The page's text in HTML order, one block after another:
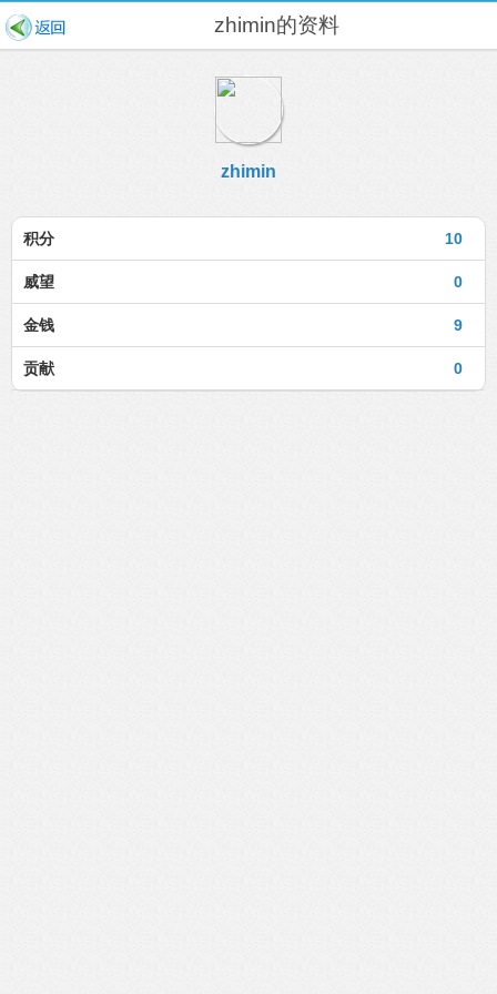
zhimin的资料
zhimin
10
积分
0
威望
9
金钱
0
贡献